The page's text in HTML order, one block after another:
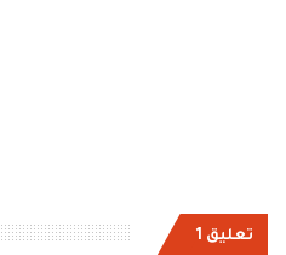
تعليق 1